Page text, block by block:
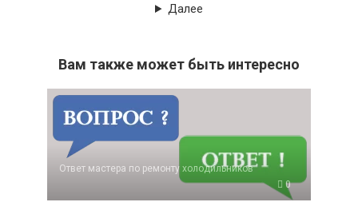
Далее
Вам также может быть интересно
Ответ мастера по ремонту холодильников
0